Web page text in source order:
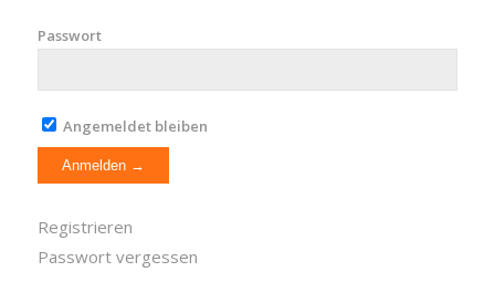
Passwort
Angemeldet bleiben
Registrieren
Passwort vergessen